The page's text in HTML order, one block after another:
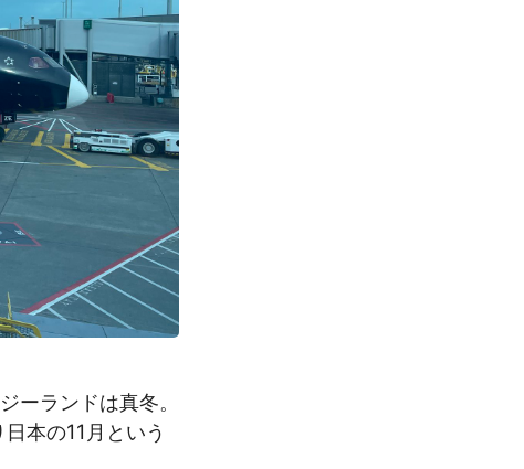
ーランドは真冬。
本の11月という